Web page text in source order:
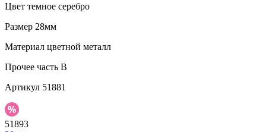
Цвет темное серебро
Размер 28мм
Материал цветной металл
Прочее часть B
Артикул 51881
51893